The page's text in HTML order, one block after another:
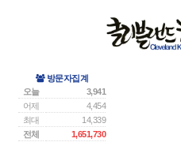
방문자집계
오늘
3,941
어제
4,454
최대
14,339
전체
1,651,730